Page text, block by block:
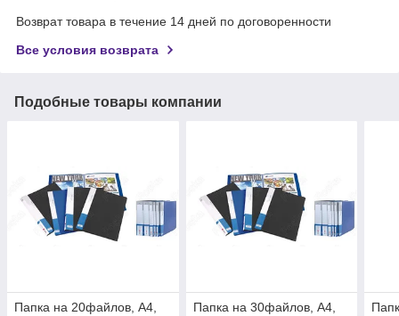
Возврат товара в течение 14 дней по договоренности
Все условия возврата
Подобные товары компании
Папка на 20файлов, А4,
Папка на 30файлов, А4,